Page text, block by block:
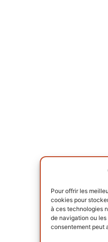
Pour offrir les
cookies pour
à ces technologies
de navigation ou
consentement peut